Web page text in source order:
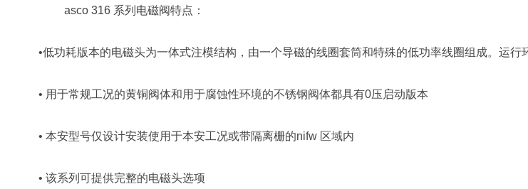
asco 316 系列电磁阀特点：
•低功耗版本的电磁头为一体式注模结构，由一个导磁的线圈套筒和特殊的低功率线圈组成。运
• 用于常规工况的黄铜阀体和用于腐蚀性环境的不锈钢阀体都具有0压启动版本
• 本安型号仅设计安装使用于本安工况或带隔离栅的nifw 区域内
• 该系列可提供完整的电磁头选项